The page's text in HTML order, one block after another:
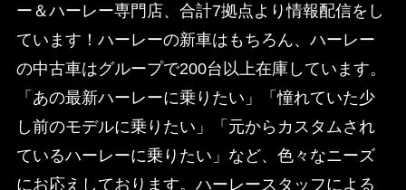
ー＆ハーレー専門店、合計7拠点より情報配信をし
ています！ハーレーの新車はもちろん、ハーレー
の中古車はグループで200台以上在庫しています。
「あの最新ハーレーに乗りたい」「憧れていた少
し前のモデルに乗りたい」「元からカスタムされ
ているハーレーに乗りたい」など、色々なニーズ
にお応えしております。ハーレースタッフによる